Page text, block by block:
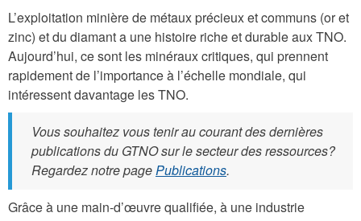
L’exploitation minière de métaux précieux et communs (or et
zinc) et du diamant a une histoire riche et durable aux TNO.
Aujourd’hui, ce sont les minéraux critiques, qui prennent
rapidement de l’importance à l’échelle mondiale, qui
intéressent davantage les TNO.
Vous souhaitez vous tenir au courant des dernières
publications du GTNO sur le secteur des ressources?
Regardez notre pagePublications.
Grâce à une main-d’œuvre qualifiée, à une industrie